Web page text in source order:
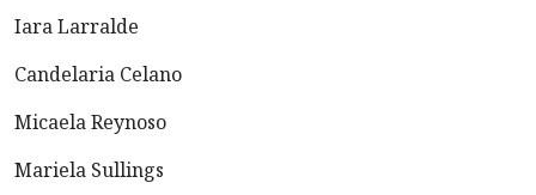
Iara Larralde
Candelaria Celano
Micaela Reynoso
Mariela Sullings